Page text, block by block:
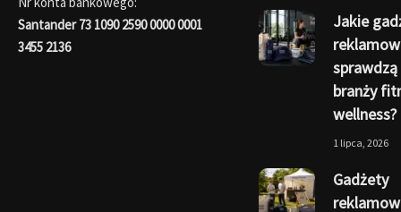
Santander 73 1090 2590 0000 0001
3455 2136
Jakie
sprawdzą
branży
wellness?
1 lipca, 2026
Gadżety